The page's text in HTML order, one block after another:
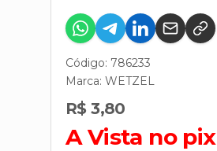
Código: 786233
Marca: WETZEL
R$ 3,80
A Vista no pix